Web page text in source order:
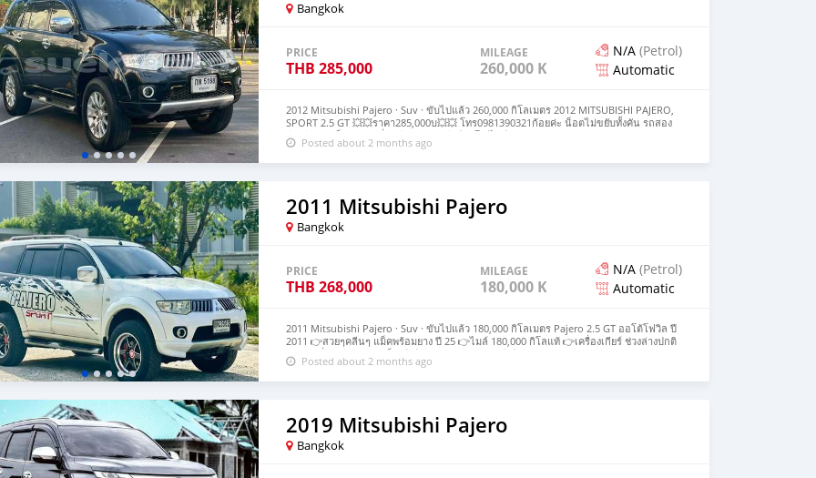
Bangkok
PRICE
THB 285,000
MILEAGE
260,000 KM
N/A (Petrol)
Automatic
2012 Mitsubishi Pajero · Suv · ขับไปแล้ว 260,000 กิโลเมตร 2012 MITSUBISHI PAJERO,
SPORT 2.5 GT 💥💥ราคา285,000บ💥💥 โทร0981390321ก้อยค่ะ น็อตไม่ขยับทั้งคัน รถสอง
มือ สีดำ​ รุ่นท็อปสุด เครื่องดีเซล ขับ2เกียร์ออโต้ ไมล์แท้​ 26x,xxx​ km.​ AIRBAG คู่ ABS เบาะ
หนัง+ปรับไฟฟ้า กระจกมองข้างพับไฟฟ้า พวงมาลัยแพดเดิลชิฟ​/CRUISE CONTROL แอร์ราว
เย็นทั่วคัน​ จอ​ทัชสกรีนโรงงาน ​DVD/USB/AUX​ PARKSENSOR ตัวรถพร้อมใช้งาน Voir moins
Posted about 2 months ago
2011 Mitsubishi Pajero
Bangkok
PRICE
THB 268,000
MILEAGE
180,000 KM
N/A (Petrol)
Automatic
2011 Mitsubishi Pajero · Suv · ขับไปแล้ว 180,000 กิโลเมตร Pajero 2.5 GT ออโต้โฟวิล ปี
2011 👉สวยๆคลีนๆ แม็คพร้อมยาง ปี 25 👉ไมล์ 180,000 กิโลแท้ 👉เครื่องเกียร์ ช่วงล่างปกติ
👉ทำเครื่องเสียงมา จัดเต็ม 💥💥ขาย 268,000 บาท💥💥 ดูรถคลองหลวง คลอง 4
โทร0981390321ก้อยค่ะ Voir moins
Posted about 2 months ago
2019 Mitsubishi Pajero
Bangkok